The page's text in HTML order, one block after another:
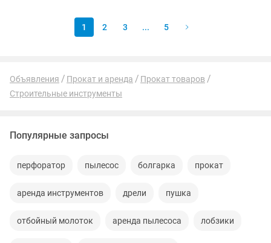
1 2 3 ... 5
Объявления Прокат и аренда
Прокат товаров
Строительные инструменты
Популярные запросы
перфоратор пылесос болгарка прокат
аренда инструментов дрели пушка
отбойный молоток аренда пылесоса лобзики